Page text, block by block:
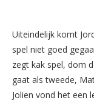
Uiteindelijk komt
spel niet goed
zegt kak spel, dom
gaat als tweede,
Jolien vond het een